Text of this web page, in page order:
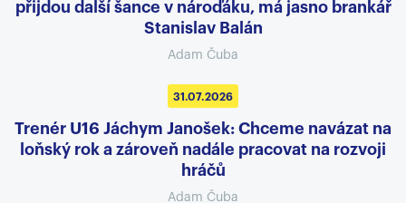
přijdou další šance v nároďáku, má jasno brankář
Stanislav Balán
Adam Čuba
31.07.2026
Trenér U16 Jáchym Janošek: Chceme navázat na
loňský rok a zároveň nadále pracovat na rozvoji
hráčů
Adam Čuba